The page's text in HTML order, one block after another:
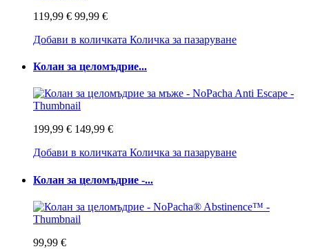
119,99 € 99,99 €
Добави в количката Количка за пазаруване
Колан за целомъдрие...
199,99 € 149,99 €
Добави в количката Количка за пазаруване
Колан за целомъдрие -...
99,99 €